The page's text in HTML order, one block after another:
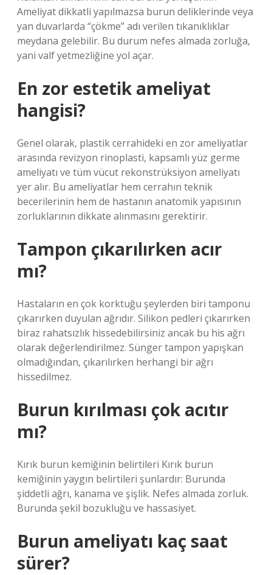
Ameliyat dikkatli yapılmazsa burun deliklerinde veya
yan duvarlarda “çökme” adı verilen tıkanıklıklar
meydana gelebilir. Bu durum nefes almada zorluğa,
yani valf yetmezliğine yol açar.
En zor estetik ameliyat
hangisi?
Genel olarak, plastik cerrahideki en zor ameliyatlar
arasında revizyon rinoplasti, kapsamlı yüz germe
ameliyatı ve tüm vücut rekonstrüksiyon ameliyatı
yer alır. Bu ameliyatlar hem cerrahın teknik
becerilerinin hem de hastanın anatomik yapısının
zorluklarının dikkate alınmasını gerektirir.
Tampon çıkarılırken acır
mı?
Hastaların en çok korktuğu şeylerden biri tamponu
çıkarırken duyulan ağrıdır. Silikon pedleri çıkarırken
biraz rahatsızlık hissedebilirsiniz ancak bu his ağrı
olarak değerlendirilmez. Sünger tampon yapışkan
olmadığından, çıkarılırken herhangi bir ağrı
hissedilmez.
Burun kırılması çok acıtır
mı?
Kırık burun kemiğinin belirtileri Kırık burun
kemiğinin yaygın belirtileri şunlardır: Burunda
şiddetli ağrı, kanama ve şişlik. Nefes almada zorluk.
Burunda şekil bozukluğu ve hassasiyet.
Burun ameliyatı kaç saat
sürer?